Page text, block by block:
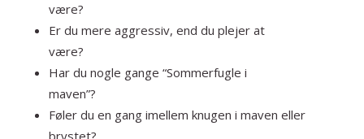
være?
Er du mere aggressiv, end du plejer at
være?
Har du nogle gange “Sommerfugle i
maven”?
Føler du en gang imellem knugen i maven eller
brystet?